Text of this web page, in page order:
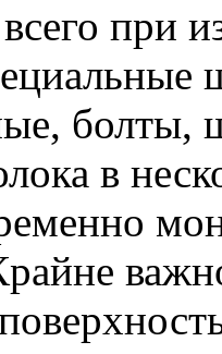
при
болты,
в